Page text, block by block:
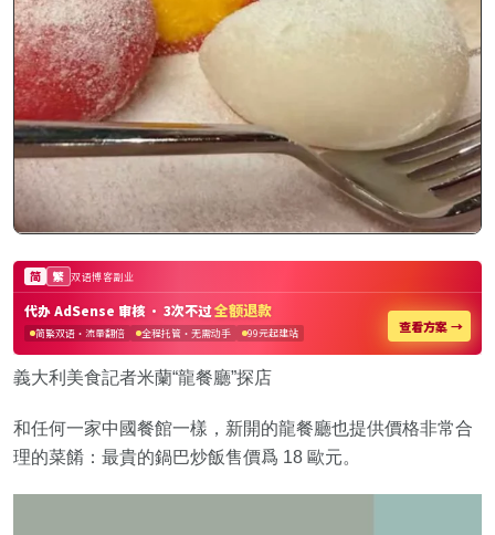
義大利美食記者米蘭“龍餐廳”探店
和任何一家中國餐館一樣，新開的龍餐廳也提供價格非常合
理的菜餚：最貴的鍋巴炒飯售價爲 18 歐元。